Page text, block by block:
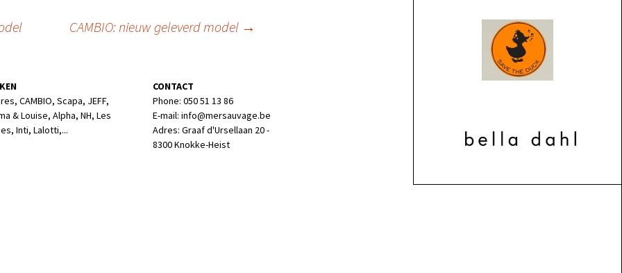
CAMBIO: nieuw geleverd model →
CAMBIO, Scapa, JEFF,
& Louise, Alpha, NH, Les
Inti, Lalotti,...
CONTACT
Phone: 050 51 13 86
E-mail: info@mersauvage.be
Adres: Graaf d'Ursellaan 20 -
8300 Knokke-Heist